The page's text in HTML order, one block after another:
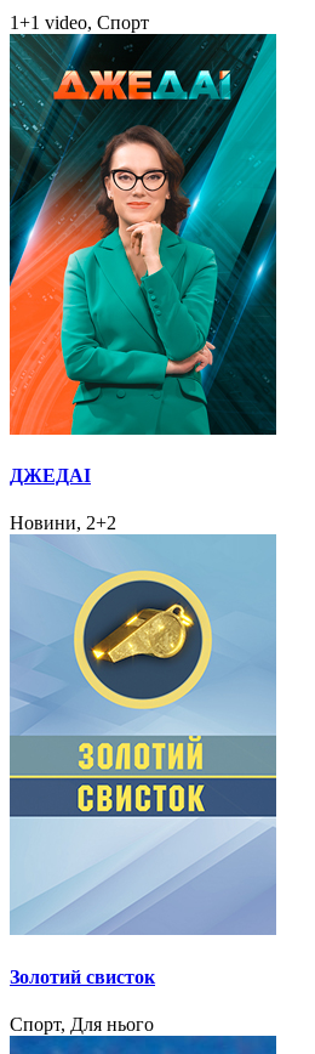
1+1 video, Спорт
ДЖЕДАІ
Новини, 2+2
Золотий свисток
Спорт, Для нього